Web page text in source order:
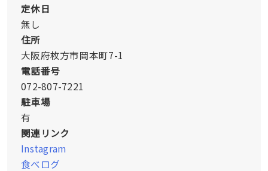
定休日
無し
住所
大阪府枚方市岡本町7-1
電話番号
072-807-7221
駐車場
有
関連リンク
Instagram
食べログ